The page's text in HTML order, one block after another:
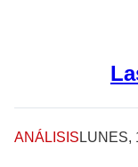
ANÁLISIS LUNES,